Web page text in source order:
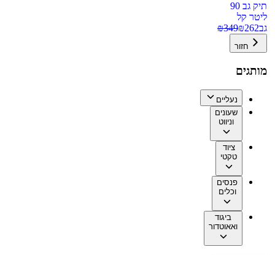
תיק גב 90
ליטר קל
גב
₪262
₪349
חזור
מותגים
נעליים
שעונים
וניווט
ציוד
טקטי
פנסים
וכלים
ביגוד
ואאוטדור